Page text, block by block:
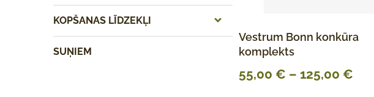
KOPŠANAS LĪDZEKĻI
SUŅIEM
Vestrum Bonn konkūra
komplekts
55,00 € – 125,00 €